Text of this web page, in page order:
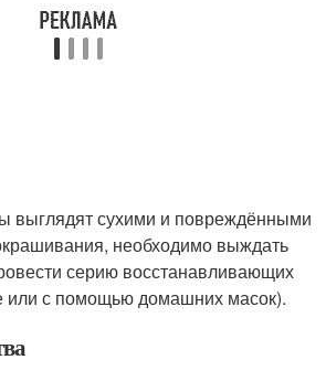
выглядят сухими и повреждёнными
необходимо выждать
серию восстанавливающих
или с помощью домашних масок).